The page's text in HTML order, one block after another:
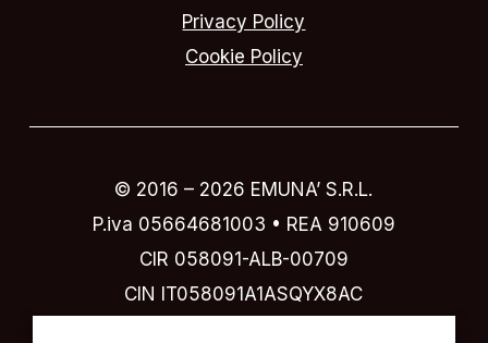
Privacy Policy
Cookie Policy
© 2016 – 2026 EMUNA’ S.R.L.
P.iva 05664681003 • REA 910609
CIR 058091-ALB-00709
CIN IT058091A1ASQYX8AC